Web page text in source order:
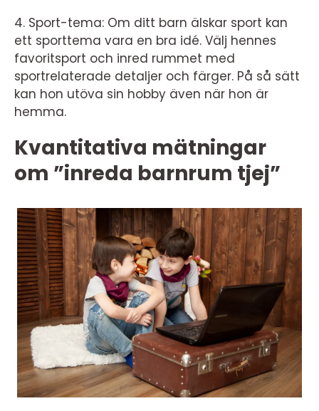
4. Sport-tema: Om ditt barn älskar sport kan
ett sporttema vara en bra idé. Välj hennes
favoritsport och inred rummet med
sportrelaterade detaljer och färger. På så sätt
kan hon utöva sin hobby även när hon är
hemma.
Kvantitativa mätningar
om ”inreda barnrum tjej”